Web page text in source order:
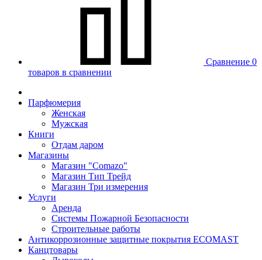
Сравнение 0
товаров в сравнении
Парфюмерия
Женская
Мужская
Книги
Отдам даром
Магазины
Магазин "Comazo"
Магазин Тип Трейд
Магазин Три измерения
Услуги
Аренда
Системы Пожарной Безопасности
Строительные работы
Антикоррозионные защитные покрытия ECOMAST
Канцтовары